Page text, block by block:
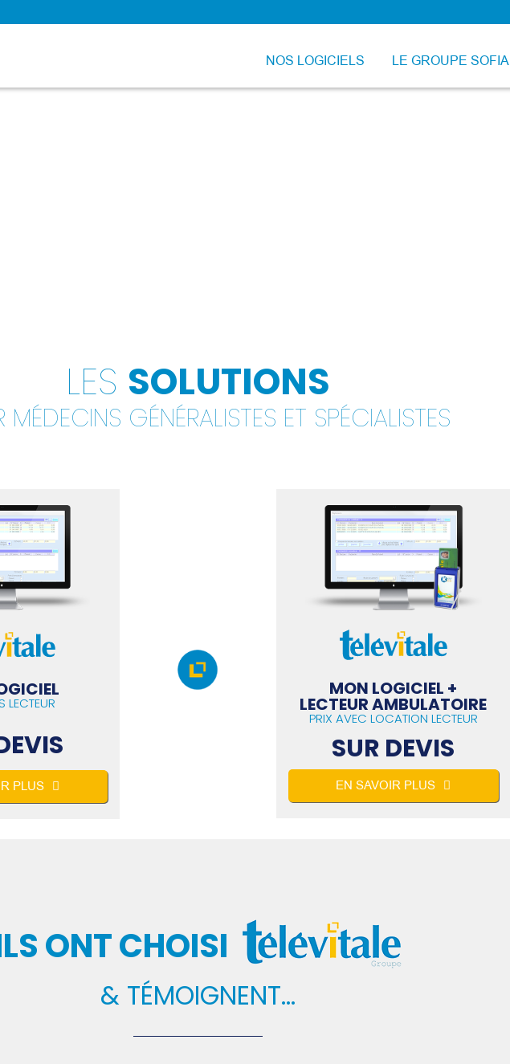
NOS LOGICIELS LE GROUPE SOFIA
LES SOLUTIONS
MÉDECINS GÉNÉRALISTES ET SPÉCIALISTES
LECTEUR
PLUS
MON LOGICIEL +
LECTEUR AMBULATOIRE
PRIX AVEC LOCATION LECTEUR
SUR DEVIS
EN SAVOIR PLUS
ONT CHOISI
& TÉMOIGNENT…